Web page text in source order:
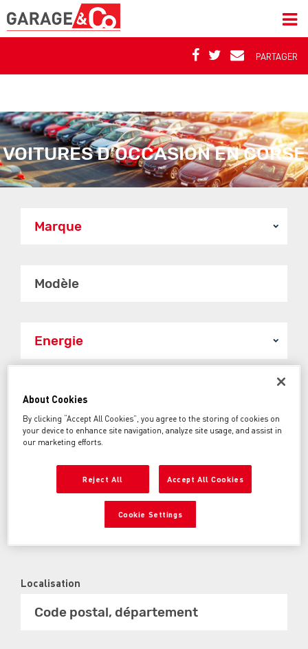
PARTAGER
VOITURES D’OCCASION EN CORSE
500€
Année entre:
Kilométrage entre:
Localisation
About Cookies
By clicking “Accept All Cookies”, you agree to the storing of cookies on
your device to enhance site navigation, analyze site usage, and assist in
our marketing efforts.
Reject All Accept All Cookies
Cookie Settings